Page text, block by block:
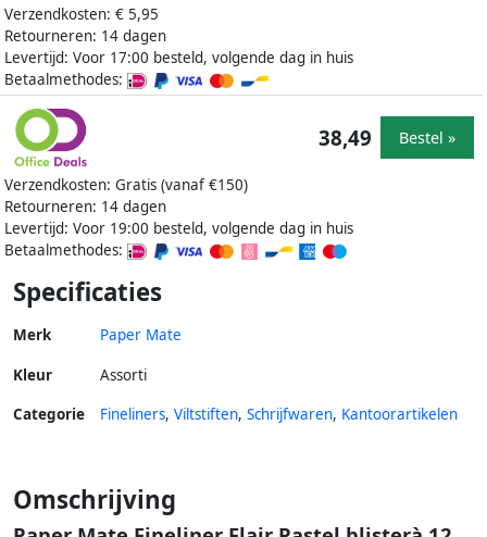
Verzendkosten: € 5,95
Retourneren: 14 dagen
Levertijd: Voor 17:00 besteld, volgende dag in huis
Betaalmethodes:
Verzendkosten: Gratis (vanaf €150)
Retourneren: 14 dagen
Levertijd: Voor 19:00 besteld, volgende dag in huis
Betaalmethodes:
38,49 Bestel »
Specificaties
Merk Paper Mate
Kleur
Assorti
Categorie
Fineliners, Viltstiften, Schrijfwaren, Kantoorartikelen
Omschrijving